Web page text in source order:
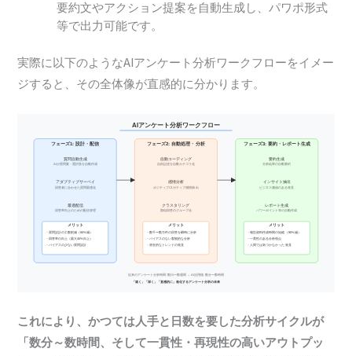
要約文やアクション提案を自動生成し、パワポ形式
等で出力可能です。
実際に以下のようなAIアンケート分析ワークフローをイメー
ジすると、その全体像が直感的に分かります。
これにより、かつては人手と日数を要した分析サイクルが
「数分～数時間、そして一貫性・再現性の高いアウトプッ